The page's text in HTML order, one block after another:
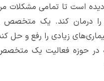
است تا تمامی مشکلات
را درمان کند. یک متخصص
زیادی را رفع و حل
در حوزه فعالیت یک